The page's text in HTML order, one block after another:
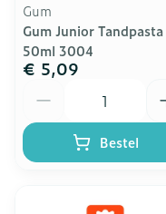
Gum
Gum Junior Tandpasta
50ml 3004
€ 5,09
Bestel